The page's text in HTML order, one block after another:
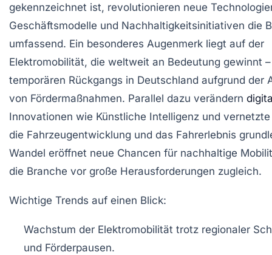
gekennzeichnet ist, revolutionieren neue
Geschäftsmodelle und Nachhaltigkeitsinitiativen die
umfassend. Ein besonderes Augenmerk liegt auf der
Elektromobilität, die weltweit an Bedeutung gewinnt
temporären Rückgangs in Deutschland aufgrund der
von Fördermaßnahmen. Parallel dazu verändern
Innovationen wie Künstliche Intelligenz und
die Fahrzeugentwicklung und das Fahrerlebnis
Wandel eröffnet neue Chancen für nachhaltige
die Branche vor große Herausforderungen zugleich.
Wichtige Trends auf einen Blick:
Wachstum der Elektromobilität trotz regionaler
und Förderpausen.